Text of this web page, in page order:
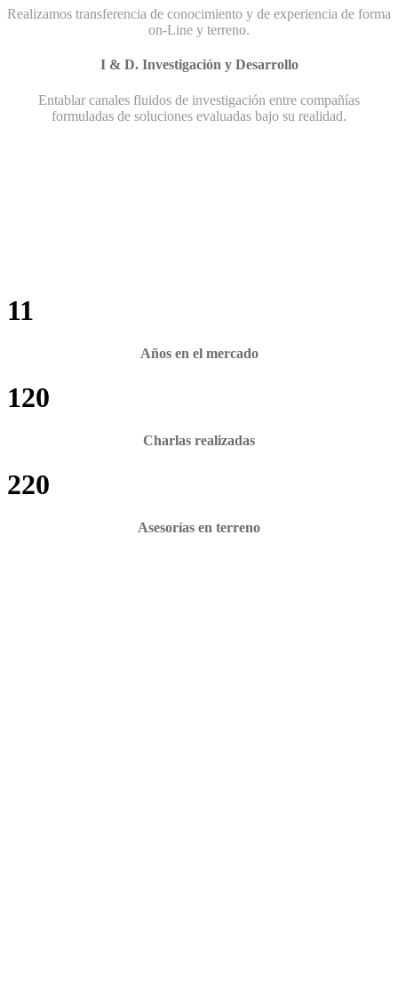
Realizamos transferencia de conocimiento y de experiencia de forma
on-Line y terreno.
I & D. Investigación y Desarrollo
Entablar canales fluidos de investigación entre compañías
formuladas de soluciones evaluadas bajo su realidad.
11
Años en el mercado
120
Charlas realizadas
220
Asesorías en terreno